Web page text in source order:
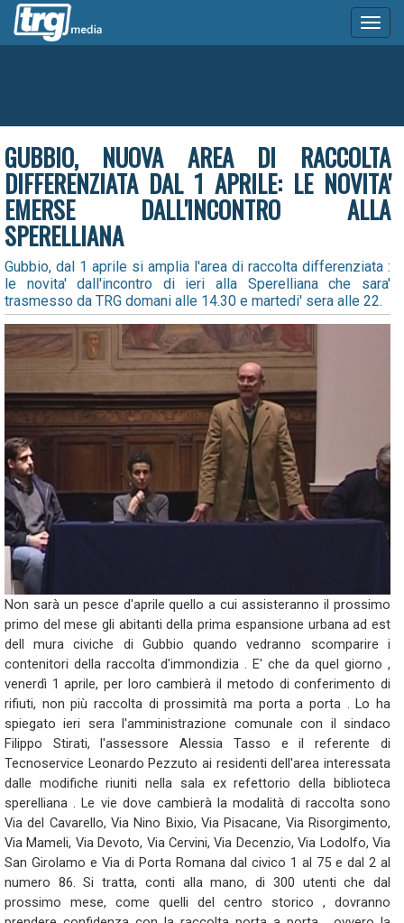
GUBBIO, NUOVA AREA DI RACCOLTA
DIFFERENZIATA DAL 1 APRILE: LE NOVITA'
EMERSE DALL'INCONTRO ALLA
SPERELLIANA
Gubbio, dal 1 aprile si amplia l'area di raccolta differenziata :
le novita' dall'incontro di ieri alla Sperelliana che sara'
trasmesso da TRG domani alle 14.30 e martedi' sera alle 22.
Non sarà un pesce d'aprile quello a cui assisteranno il prossimo
primo del mese gli abitanti della prima espansione urbana ad est
dell mura civiche di Gubbio quando vedranno scomparire i
contenitori della raccolta d'immondizia . E' che da quel giorno ,
venerdì 1 aprile, per loro cambierà il metodo di conferimento di
rifiuti, non più raccolta di prossimità ma porta a porta . Lo ha
spiegato ieri sera l'amministrazione comunale con il sindaco
Filippo Stirati, l'assessore Alessia Tasso e il referente di
Tecnoservice Leonardo Pezzuto ai residenti dell'area interessata
dalle modifiche riuniti nella sala ex refettorio della biblioteca
sperelliana . Le vie dove cambierà la modalità di raccolta sono
Via del Cavarello, Via Nino Bixio, Via Pisacane, Via Risorgimento,
Via Mameli, Via Devoto, Via Cervini, Via Decenzio, Via Lodolfo, Via
San Girolamo e Via di Porta Romana dal civico 1 al 75 e dal 2 al
numero 86. Si tratta, conti alla mano, di 300 utenti che dal
prossimo mese, come quelli del centro storico , dovranno